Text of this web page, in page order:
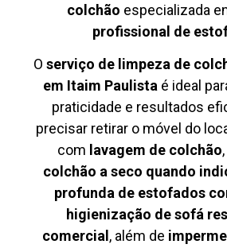
colchão especializada
profissional de
O serviço de limpeza de
em Itaim Paulista é ideal
praticidade e resultados
precisar retirar o móvel do
com lavagem de colchão,
colchão a seco quando
profunda de estofados
higienização de sofá
comercial , além de